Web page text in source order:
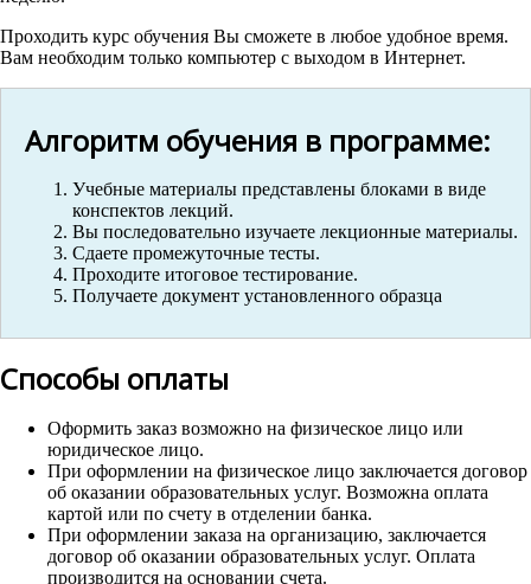
Проходить курс обучения Вы сможете в любое удобное время.
Вам необходим только компьютер с выходом в Интернет.
Алгоритм обучения в программе:
Учебные материалы представлены блоками в виде
конспектов лекций.
Вы последовательно изучаете лекционные материалы.
Сдаете промежуточные тесты.
Проходите итоговое тестирование.
Получаете документ установленного образца
Способы оплаты
Оформить заказ возможно на физическое лицо или
юридическое лицо.
При оформлении на физическое лицо заключается договор
об оказании образовательных услуг. Возможна оплата
картой или по счету в отделении банка.
При оформлении заказа на организацию, заключается
договор об оказании образовательных услуг. Оплата
производится на основании счета.